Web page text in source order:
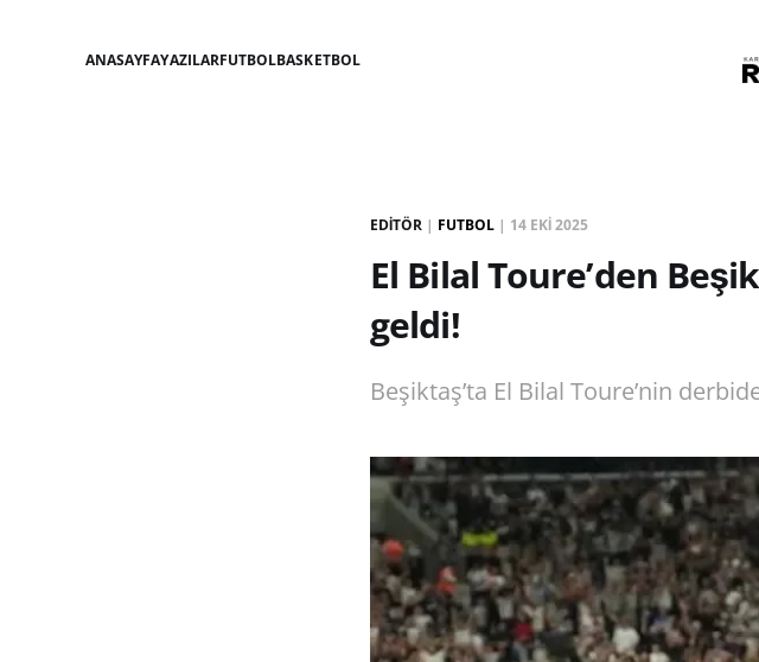
ANASAYFAYAZILARFUTBOLBASKETBOL
EDITÖR | FUTBOL | 14 EKI 2025
El Bilal Toure’den
geldi!
Beşiktaş’ta El Bilal Toure’nin